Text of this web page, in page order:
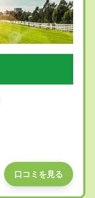
口コミを見る